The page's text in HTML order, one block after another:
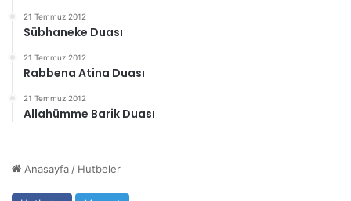
21 Temmuz 2012
Sübhaneke Duası
21 Temmuz 2012
Rabbena Atina Duası
21 Temmuz 2012
Allahümme Barik Duası